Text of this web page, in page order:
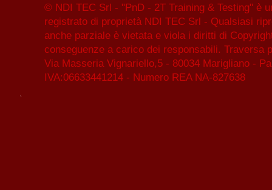
© NDI TEC Srl - "PnD - 2T Training & Testing" è
registrato di proprietà NDI TEC Srl - Qualsiasi
anche parziale è vietata e viola i diritti di
conseguenze a carico dei responsabili. Traversa
Via Masseria Vignariello,5 - 80034 Marigliano -
IVA:06633441214 - Numero REA NA-827638